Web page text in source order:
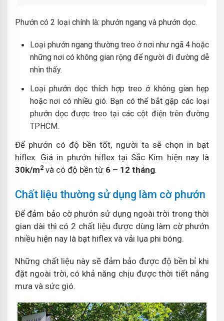
Phướn có 2 loại chính là: phướn ngang và phướn dọc.
Loại phướn ngang thường treo ở nơi như ngã 4 hoặc
những nơi có không gian rộng để người đi đường dễ
nhìn thấy.
Loại phướn dọc thích hợp treo ở không gian hẹp
hoặc nơi có nhiều gió. Bạn có thể bắt gặp các loại
phướn dọc được treo tại các cột điện trên đường
TPHCM.
Để phướn có độ bền tốt, người ta sẽ chọn in bạt
hiflex. Giá in phướn hiflex tại Sắc Kim hiện nay là
30k/m2 và có độ bền từ 6 – 12 tháng.
Chất liệu thường sử dụng làm cờ phướn
Để đảm bảo cờ phướn sử dụng ngoài trời trong thời
gian dài thì có 2 chất liệu được dùng làm cờ phướn
nhiều hiện nay là bạt hiflex và vải lụa phi bóng.
Những chất liệu này sẽ đảm bảo được độ bền bỉ khi
đặt ngoài trời, có khả năng chịu được thời tiết nắng
mưa và sức gió.